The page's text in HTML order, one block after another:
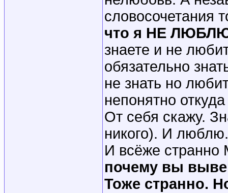
словосочетания
что я НЕ
знаете и не
обязательно
не знать но
непонятно
От себя скажу.
никого). И
И всёже странно
почему вы
Тоже странно.